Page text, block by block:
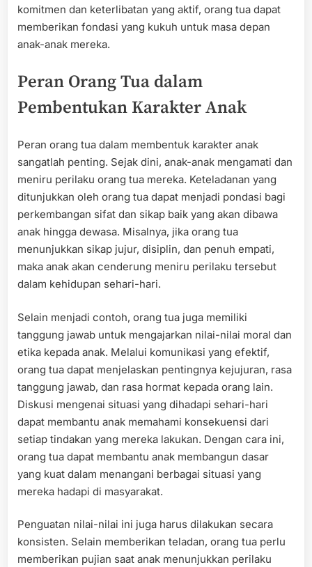
komitmen dan keterlibatan yang aktif, orang tua dapat
memberikan fondasi yang kukuh untuk masa depan
anak-anak mereka.
Peran Orang Tua dalam
Pembentukan Karakter Anak
Peran orang tua dalam membentuk karakter anak
sangatlah penting. Sejak dini, anak-anak mengamati dan
meniru perilaku orang tua mereka. Keteladanan yang
ditunjukkan oleh orang tua dapat menjadi pondasi bagi
perkembangan sifat dan sikap baik yang akan dibawa
anak hingga dewasa. Misalnya, jika orang tua
menunjukkan sikap jujur, disiplin, dan penuh empati,
maka anak akan cenderung meniru perilaku tersebut
dalam kehidupan sehari-hari.
Selain menjadi contoh, orang tua juga memiliki
tanggung jawab untuk mengajarkan nilai-nilai moral dan
etika kepada anak. Melalui komunikasi yang efektif,
orang tua dapat menjelaskan pentingnya kejujuran, rasa
tanggung jawab, dan rasa hormat kepada orang lain.
Diskusi mengenai situasi yang dihadapi sehari-hari
dapat membantu anak memahami konsekuensi dari
setiap tindakan yang mereka lakukan. Dengan cara ini,
orang tua dapat membantu anak membangun dasar
yang kuat dalam menangani berbagai situasi yang
mereka hadapi di masyarakat.
Penguatan nilai-nilai ini juga harus dilakukan secara
konsisten. Selain memberikan teladan, orang tua perlu
memberikan pujian saat anak menunjukkan perilaku